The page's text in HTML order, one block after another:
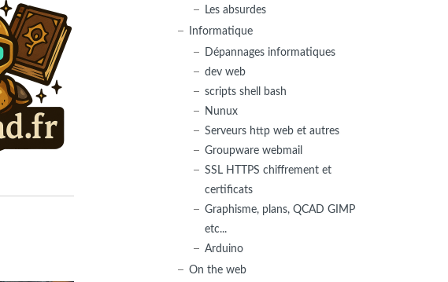
Les absurdes
Informatique
Dépannages informatiques
dev web
scripts shell bash
Nunux
Serveurs http web et autres
Groupware webmail
SSL HTTPS chiffrement et
certificats
Graphisme, plans, QCAD GIMP
etc...
Arduino
On the web